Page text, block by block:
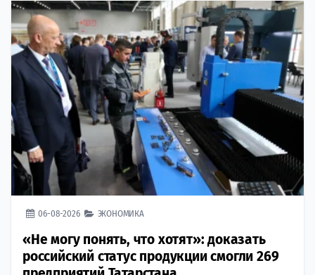
06-08-2026 ЭКОНОМИКА
«Не могу понять, что хотят»: доказать
российский статус продукции смогли 269